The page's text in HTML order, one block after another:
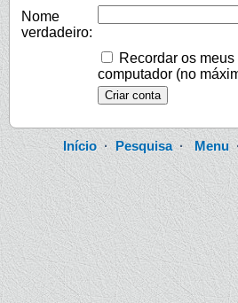
Nome
verdadeiro:
Recordar os
computador (no
Início·Pesquisa· Menu